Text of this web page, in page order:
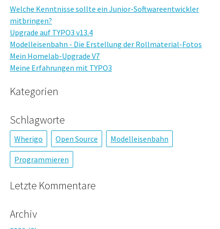
Welche Kenntnisse sollte ein Junior-Softwareentwickler
mitbringen?
Upgrade auf TYPO3 v13.4
Modelleisenbahn - Die Erstellung der Rollmaterial-Fotos
Mein Homelab-Upgrade V7
Meine Erfahrungen mit TYPO3
Kategorien
Schlagworte
Wherigo Open Source Modelleisenbahn
Programmieren
Letzte Kommentare
Archiv